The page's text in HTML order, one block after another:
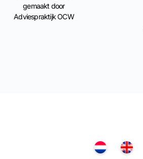
gemaakt door
Adviespraktijk OCW